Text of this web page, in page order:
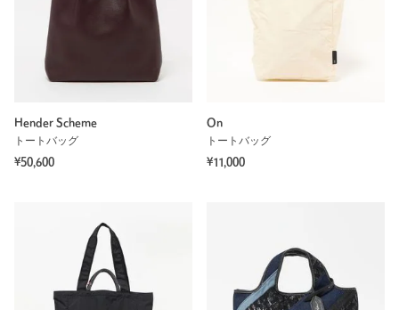
Hender Scheme
トートバッグ
¥50,600
On
トートバッグ
¥11,000